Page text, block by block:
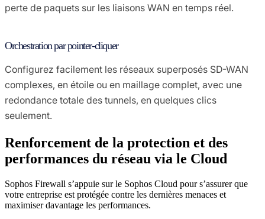
perte de paquets sur les liaisons WAN en temps réel.
Orchestration par pointer-cliquer
Configurez facilement les réseaux superposés SD-WAN
complexes, en étoile ou en maillage complet, avec une
redondance totale des tunnels, en quelques clics
seulement.
Renforcement de la protection et des
performances du réseau via le Cloud
Sophos Firewall s’appuie sur le Sophos Cloud pour s’assurer que
votre entreprise est protégée contre les dernières menaces et
maximiser davantage les performances.